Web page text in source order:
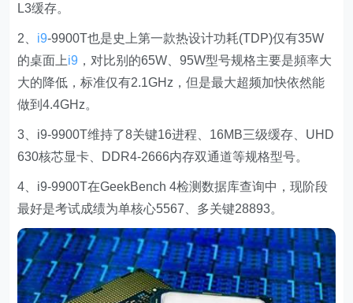
L3缓存。
2、 i9-9900T也是史上第一款热设计功耗(TDP)仅有35W
的桌面上i9 ，对比别的65W、95W型号规格主要是頻率大
大的降低，标准仅有2.1GHz，但是最大超频加快依然能
做到4.4GHz。
3、i9-9900T维持了8关键16进程、16MB三级缓存、UHD
630核芯显卡、DDR4-2666内存双通道等规格型号。
4、i9-9900T在GeekBench 4检测数据库查询中，现阶段
最好是考试成绩为单核心5567、多关键28893。